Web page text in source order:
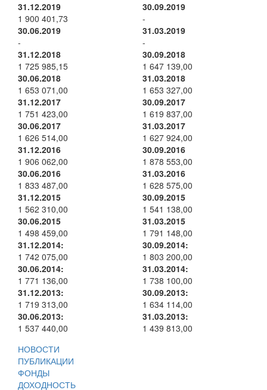
31.12.2019
1 900 401,73
30.09.2019
-
30.06.2019
-
31.03.2019
-
31.12.2018
1 725 985,15
30.09.2018
1 647 139,00
30.06.2018
1 653 071,00
31.03.2018
1 653 327,00
31.12.2017
1 751 423,00
30.09.2017
1 619 837,00
30.06.2017
1 626 514,00
31.03.2017
1 627 924,00
31.12.2016
1 906 062,00
30.09.2016
1 878 553,00
30.06.2016
1 833 487,00
31.03.2016
1 628 575,00
31.12.2015
1 562 310,00
30.09.2015
1 541 138,00
30.06.2015
1 498 459,00
31.03.2015
1 791 148,00
31.12.2014:
1 742 075,00
30.09.2014:
1 803 200,00
30.06.2014:
1 771 136,00
31.03.2014:
1 738 100,00
31.12.2013:
1 719 313,00
30.09.2013:
1 634 114,00
30.06.2013:
1 537 440,00
31.03.2013:
1 439 813,00
НОВОСТИ
ПУБЛИКАЦИИ
ФОНДЫ
ДОХОДНОСТЬ